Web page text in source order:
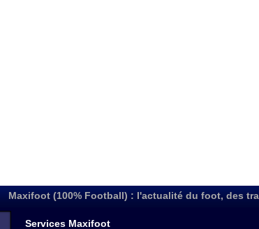
Maxifoot (100% Football) : l'actualité du foot, des
Services Maxifoot